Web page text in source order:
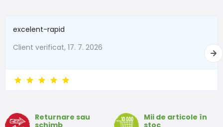
excelent-rapid
Client verificat, 17. 7. 2026
Returnare sau
Mii de articole în